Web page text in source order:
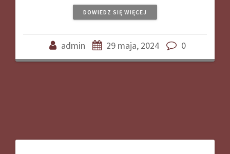
DOWIEDZ SIĘ WIĘCEJ
admin 29 maja, 2024 0